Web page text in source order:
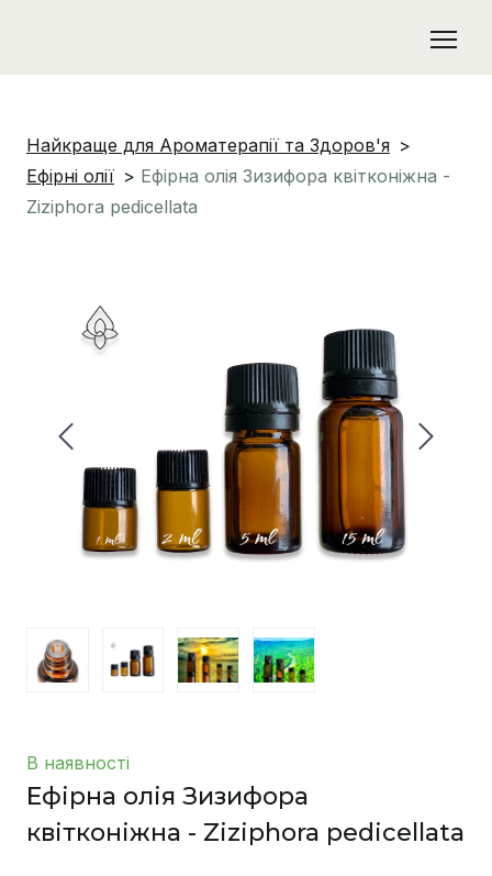
Найкраще для Ароматерапії та Здоров'я
Ефірні олії
Ефірна олія Зизифора квітконіжна -
Ziziphora pedicellata
В наявності
Ефірна олія Зизифора
квітконіжна - Ziziphora pedicellata